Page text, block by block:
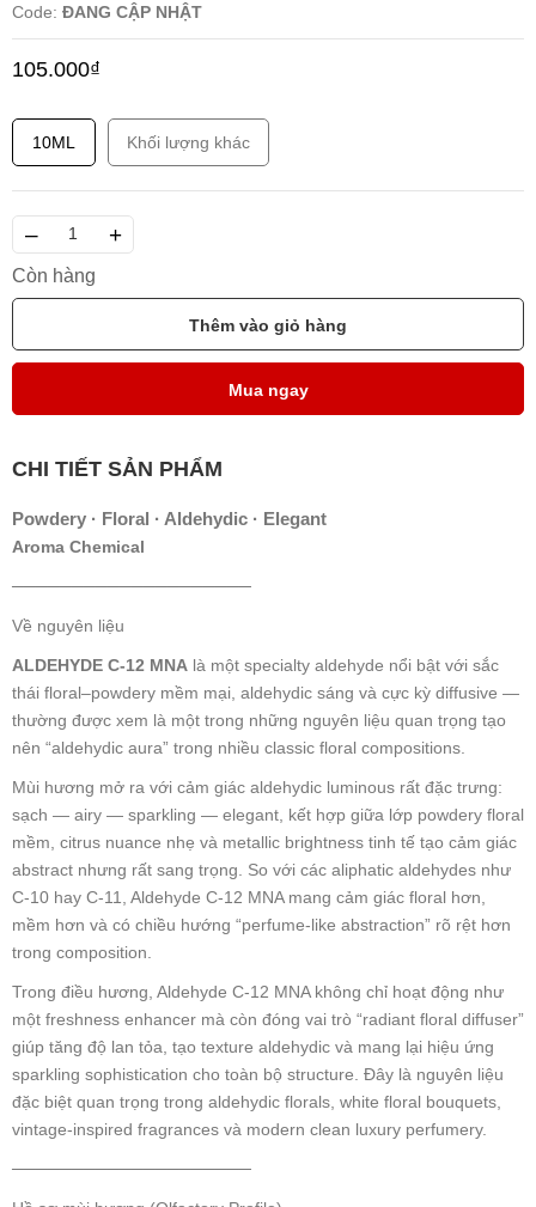
Code: ĐANG CẬP NHẬT
105.000₫
10ML Khối lượng khác
– +
Còn hàng
Thêm vào giỏ hàng
Mua ngay
CHI TIẾT SẢN PHẨM
Powdery · Floral · Aldehydic · Elegant
Aroma Chemical
────────────────────
Về nguyên liệu
ALDEHYDE C-12 MNA là một specialty aldehyde nổi bật với sắc
thái floral–powdery mềm mại, aldehydic sáng và cực kỳ diffusive —
thường được xem là một trong những nguyên liệu quan trọng tạo
nên “aldehydic aura” trong nhiều classic floral compositions.
Mùi hương mở ra với cảm giác aldehydic luminous rất đặc trưng:
sạch — airy — sparkling — elegant, kết hợp giữa lớp powdery floral
mềm, citrus nuance nhẹ và metallic brightness tinh tế tạo cảm giác
abstract nhưng rất sang trọng. So với các aliphatic aldehydes như
C-10 hay C-11, Aldehyde C-12 MNA mang cảm giác floral hơn,
mềm hơn và có chiều hướng “perfume-like abstraction” rõ rệt hơn
trong composition.
Trong điều hương, Aldehyde C-12 MNA không chỉ hoạt động như
một freshness enhancer mà còn đóng vai trò “radiant floral diffuser”
giúp tăng độ lan tỏa, tạo texture aldehydic và mang lại hiệu ứng
sparkling sophistication cho toàn bộ structure. Đây là nguyên liệu
đặc biệt quan trọng trong aldehydic florals, white floral bouquets,
vintage-inspired fragrances và modern clean luxury perfumery.
────────────────────